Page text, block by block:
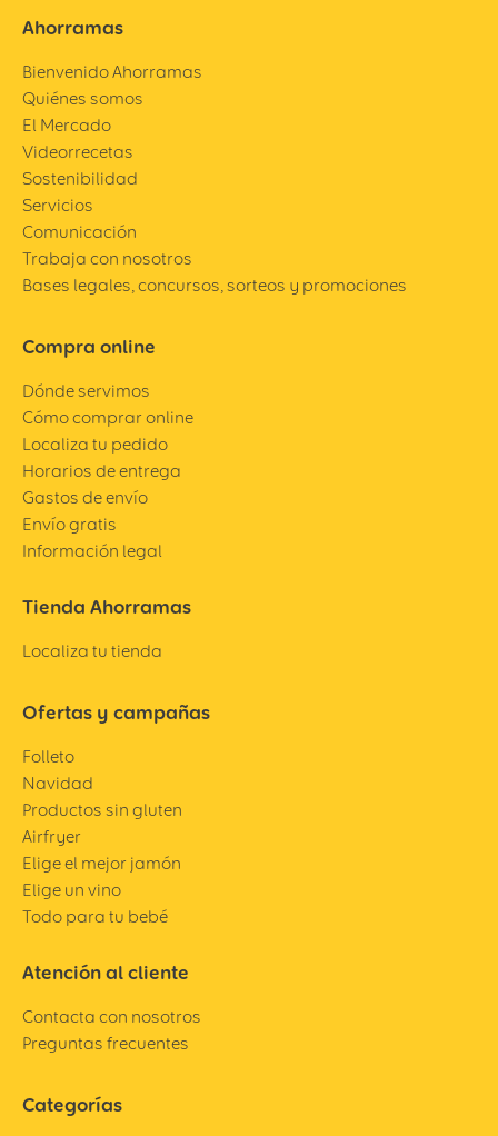
Ahorramas
Bienvenido Ahorramas
Quiénes somos
El Mercado
Videorrecetas
Sostenibilidad
Servicios
Comunicación
Trabaja con nosotros
Bases legales, concursos, sorteos y promociones
Compra online
Dónde servimos
Cómo comprar online
Localiza tu pedido
Horarios de entrega
Gastos de envío
Envío gratis
Información legal
Tienda Ahorramas
Localiza tu tienda
Ofertas y campañas
Folleto
Navidad
Productos sin gluten
Airfryer
Elige el mejor jamón
Elige un vino
Todo para tu bebé
Atención al cliente
Contacta con nosotros
Preguntas frecuentes
Categorías